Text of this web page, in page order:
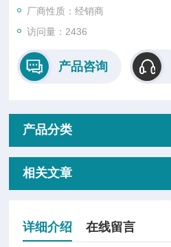
温下的超高速运行。
厂商性质：经销商
访问量：2436
产品咨询
产品分类
相关文章
详细介绍 在线留言